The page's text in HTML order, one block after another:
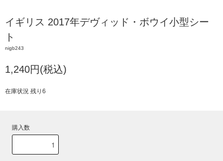
イギリス 2017年デヴィッド・ボウイ小型シー
ト
nigb243
1,240円(税込)
在庫状況 残り6
購入数